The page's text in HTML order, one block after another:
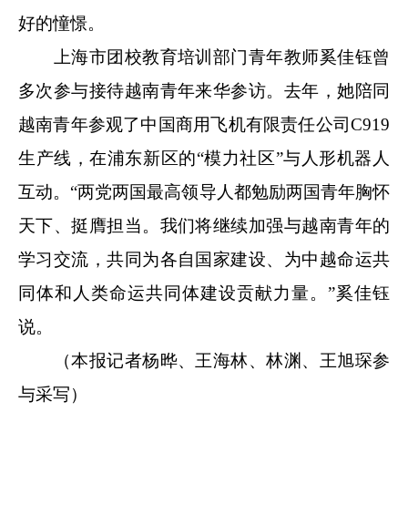
好的憧憬。
上海市团校教育培训部门青年教师奚佳钰曾
多次参与接待越南青年来华参访。去年，她陪同
越南青年参观了中国商用飞机有限责任公司C919
生产线，在浦东新区的“模力社区”与人形机器人
互动。“两党两国最高领导人都勉励两国青年胸怀
天下、挺膺担当。我们将继续加强与越南青年的
学习交流，共同为各自国家建设、为中越命运共
同体和人类命运共同体建设贡献力量。”奚佳钰
说。
（本报记者杨晔、王海林、林渊、王旭琛参
与采写）